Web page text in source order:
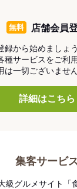
無料 店舗会員
録から始めましょう
種サービスをご利
一切ございません
詳細はこちら
集客サービ
級グルメサイト「